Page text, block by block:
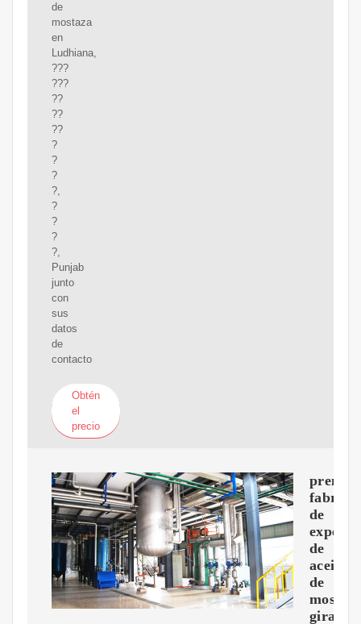
de
mostaza
en
Ludhiana,
???
???
??
??
??
?
?
?
?,
?
?
?
?,
Punjab
junto
con
sus
datos
de
contacto
Obtén
el
precio
prensa
de
expeller
de
aceite
de
girasol